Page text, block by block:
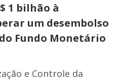
1 bilhão à
um desembolso
Fundo Monetário
e Controle da